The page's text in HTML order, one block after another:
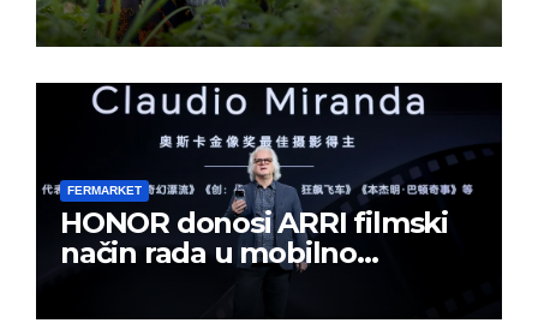
FERMARKET
HONOR donosi ARRI filmski
način rada u mobilno
kreiranje sadržaja